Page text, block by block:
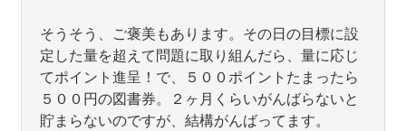
そうそう、ご褒美もあります。その日の目標に設
定した量を超えて問題に取り組んだら、量に応じ
てポイント進呈！で、５００ポイントたまったら
５００円の図書券。２ヶ月くらいがんばらないと
貯まらないのですが、結構がんばってます。